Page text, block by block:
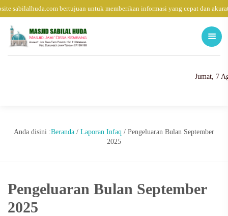
sabilalhuda.com bertujuan untuk memberikan informasi yang cepat dan
Jumat, 7
Anda disini :Beranda / Laporan Infaq / Pengeluaran Bulan September
2025
Pengeluaran Bulan September
2025